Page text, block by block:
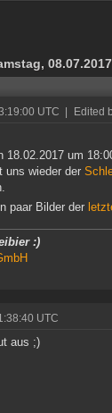
08.07.2017
UTC Edited
18.02.2017 um
uns wieder der
paar Bilder der
:)
UTC
aus ;)